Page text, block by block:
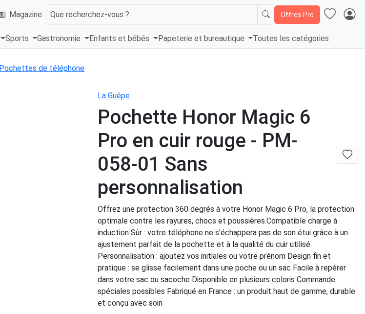
Magazine Que recherchez-vous ? Offres Pro
Sports Gastronomie Enfants et bébés Papeterie et bureautique Toutes les catégories
Pochettes de téléphone
La Guêpe
Pochette Honor Magic 6
Pro en cuir rouge - PM-
058-01 Sans
personnalisation
Offrez une protection 360 degrés à votre Honor Magic 6 Pro, la protection
optimale contre les rayures, chocs et poussières.Compatible charge à
induction Sûr : votre téléphone ne s'échappera pas de son étui grâce à un
ajustement parfait de la pochette et à la qualité du cuir utilisé.
Personnalisation : ajoutez vos initiales ou votre prénom Design fin et
pratique : se glisse facilement dans une poche ou un sac Facile à repérer
dans votre sac ou sacoche Disponible en plusieurs coloris Commande
spéciales possibles Fabriqué en France : un produit haut de gamme, durable
et conçu avec soin